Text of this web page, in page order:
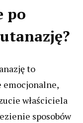
po
to
emocjonalne,
właściciela
sposobów